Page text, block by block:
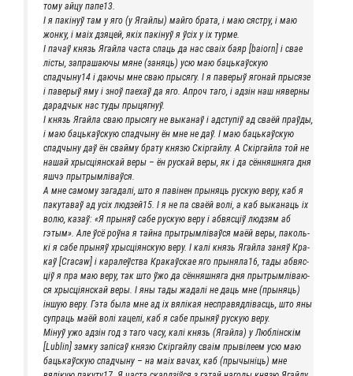
то­му айцу папе13.
І я пакі­нуў там у яго (у Ягай­лы) май­го бра­та, і маю сяст­ру, і маю
жон­ку, і маіх дзя­цей, якіх пакі­нуў я ўсіх у іх турме.
І пачаў князь Ягай­ла часта сла­ць да нас сваіх баяр [baiorn] і свае
лісты, запра­ша­ю­чы мяне (заня­ць) усю маю баць­каўскую
спадчыну14 і даю­чы мне сваю пры­ся­гу. І я паве­рыў яго­най прыся­зе
і паве­рыў яму і зноў пае­хаў да яго. Апроч таго, і адзін наш нявер­ны
дарад­чык нас туды прыцягнуў.
І князь Ягай­ла сваю пры­ся­гу не выка­наў і адсту­піў ад сва­ёй праў­ды,
і маю баць­каўскую спад­чы­ну ён мне не даў. І маю баць­каўскую
спад­чы­ну даў ён свай­му бра­ту кня­зю Скір­гай­лу. А Скір­гай­ла той не
нашай хры­с­ціян­скай веры – ён рус­кай веры, як і да сён­няш­ня­га дня
яшчэ прытрымліваўся.
А мне само­му зага­далі, што я паві­нен пры­ня­ць рус­кую веру, каб я
паку­та­ваў ад усіх людзей15. І я не па сва­ёй волі, а каб выка­на­ць іх
волю, казаў: «Я пры­няў сабе рус­кую веру і абвяс­ціў люд­зям аб
гэтым». Але ўсё роў­на я тай­на пры­трым­лі­ваў­ся маёй веры, паколь­
кі я сабе пры­няў хры­с­ціян­скую веру. І калі князь Ягай­ла заняў Кра­
каў [Cracaw] і кара­леўства Кра­каўс­кае яго прыняла16, тады абвяс­
ціў я пра маю веру, так што ўжо да сён­няш­ня­га дня пры­трым­лі­ва­ю­
ся хры­с­ціян­скай веры. І яны тады жадалі не даць мне (пры­ня­ць)
іншую веру. Гэта была мне ад іх вялікая неспра­вяд­лі­вас­ць, што яны
супра­ць маёй волі хацелі, каб я сабе пры­няў рус­кую веру.
Мінуў ужо адзін год з таго часу, калі князь (Ягай­ла) у Люб­лін­скім
[Lublin] зам­ку запі­саў кня­зю Скір­гай­лу сваім пры­віле­ем усю маю
баць­каўскую спад­чы­ну – на маіх вачах, каб (пры­чы­ні­ць) мне